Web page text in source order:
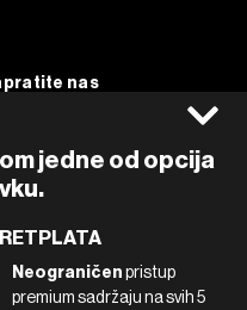
jedne od opcija
Neograničenpristup
premium sadržaju na svih 5
nas